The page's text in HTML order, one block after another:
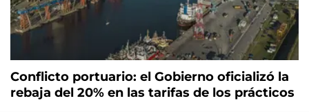
Conflicto portuario: el Gobierno oficializó la
rebaja del 20% en las tarifas de los prácticos